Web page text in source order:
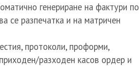
генериране на фактури по
се разпечатка и на матричен
протоколи, проформи,
разходен касов ордер и